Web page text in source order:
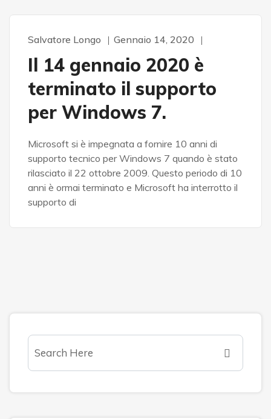
CLIENT INFORMATICA SICUREZZA
SVILUPPO E PROGETTI
Salvatore Longo Gennaio 14, 2020
Il 14 gennaio 2020 è
terminato il supporto
per Windows 7.
Microsoft si è impegnata a fornire 10 anni di
supporto tecnico per Windows 7 quando è stato
rilasciato il 22 ottobre 2009. Questo periodo di 10
anni è ormai terminato e Microsoft ha interrotto il
supporto di